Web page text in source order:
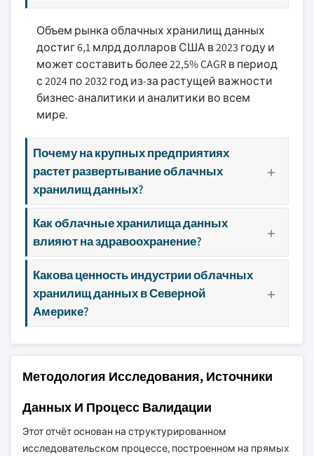
Объем рынка облачных хранилищ данных
достиг 6,1 млрд долларов США в 2023 году и
может составить более 22,5% CAGR в период
с 2024 по 2032 год из-за растущей важности
бизнес-аналитики и аналитики во всем
мире.
Почему на крупных предприятиях
растет развертывание облачных
хранилищ данных?
Как облачные хранилища данных
влияют на здравоохранение?
Какова ценность индустрии облачных
хранилищ данных в Северной
Америке?
Методология Исследования, Источники
Данных И Процесс Валидации
Этот отчёт основан на структурированном
исследовательском процессе, построенном на прямых